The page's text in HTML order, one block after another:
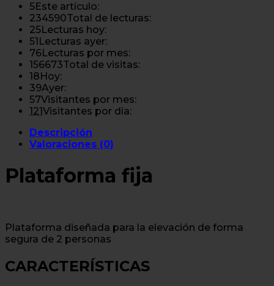
5Este artículo:
234590Total de lecturas:
25Lecturas hoy:
51 Lecturas ayer:
76Lecturas por mes:
156673Total de visitas:
18 Hoy:
39Ayer:
57Visitantes por mes:
121Visitantes por día:
Descripción
Valoraciones (0)
Plataforma fija
Plataforma diseñada para la elevación de forma
segura de 2 personas
CARACTERÍSTICAS